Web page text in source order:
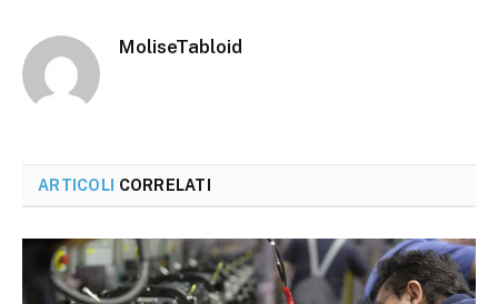
MoliseTabloid
ARTICOLI CORRELATI